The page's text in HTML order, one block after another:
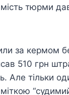
тюрми
за кермом
510 грн
Але тільки